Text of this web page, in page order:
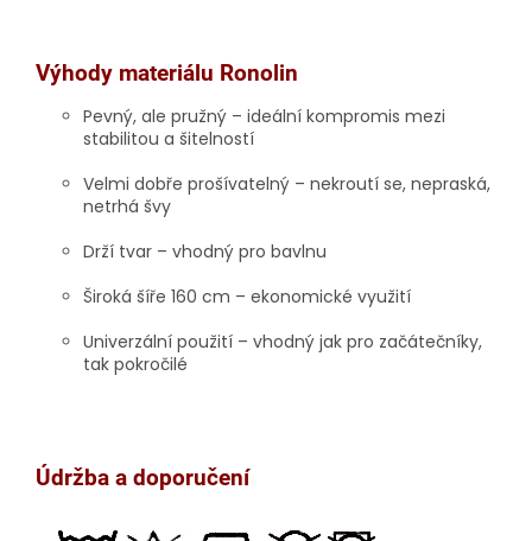
Výhody materiálu Ronolin
Pevný, ale pružný – ideální kompromis mezi
stabilitou a šitelností
Velmi dobře prošívatelný – nekroutí se, nepraská,
netrhá švy
Drží tvar – vhodný pro bavlnu
Široká šíře 160 cm – ekonomické využití
Univerzální použití – vhodný jak pro začátečníky,
tak pokročilé
Údržba a doporučení